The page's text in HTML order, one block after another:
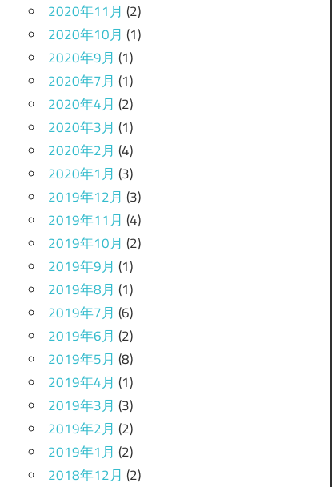
2020年11月 (2)
2020年10月 (1)
2020年9月 (1)
2020年7月 (1)
2020年4月 (2)
2020年3月 (1)
2020年2月 (4)
2020年1月 (3)
2019年12月 (3)
2019年11月 (4)
2019年10月 (2)
2019年9月 (1)
2019年8月 (1)
2019年7月 (6)
2019年6月 (2)
2019年5月 (8)
2019年4月 (1)
2019年3月 (3)
2019年2月 (2)
2019年1月 (2)
2018年12月 (2)